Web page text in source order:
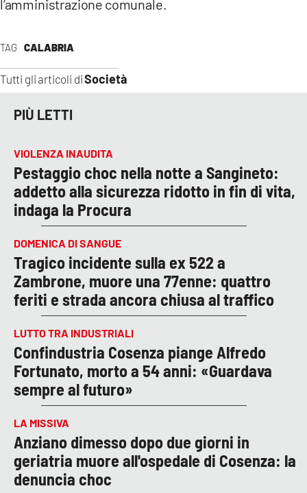
TAG CALABRIA
Tutti gli articoli diSocietà
l’amministrazione comunale.
PIÙ LETTI
VIOLENZA INAUDITA
Pestaggio choc nella notte a Sangineto:
addetto alla sicurezza ridotto in fin di vita,
indaga la Procura
DOMENICA DI SANGUE
Tragico incidente sulla ex 522 a
Zambrone, muore una 77enne: quattro
feriti e strada ancora chiusa al traffico
LUTTO TRA INDUSTRIALI
Confindustria Cosenza piange Alfredo
Fortunato, morto a 54 anni: «Guardava
sempre al futuro»
LA MISSIVA
Anziano dimesso dopo due giorni in
geriatria muore all'ospedale di Cosenza: la
denuncia choc